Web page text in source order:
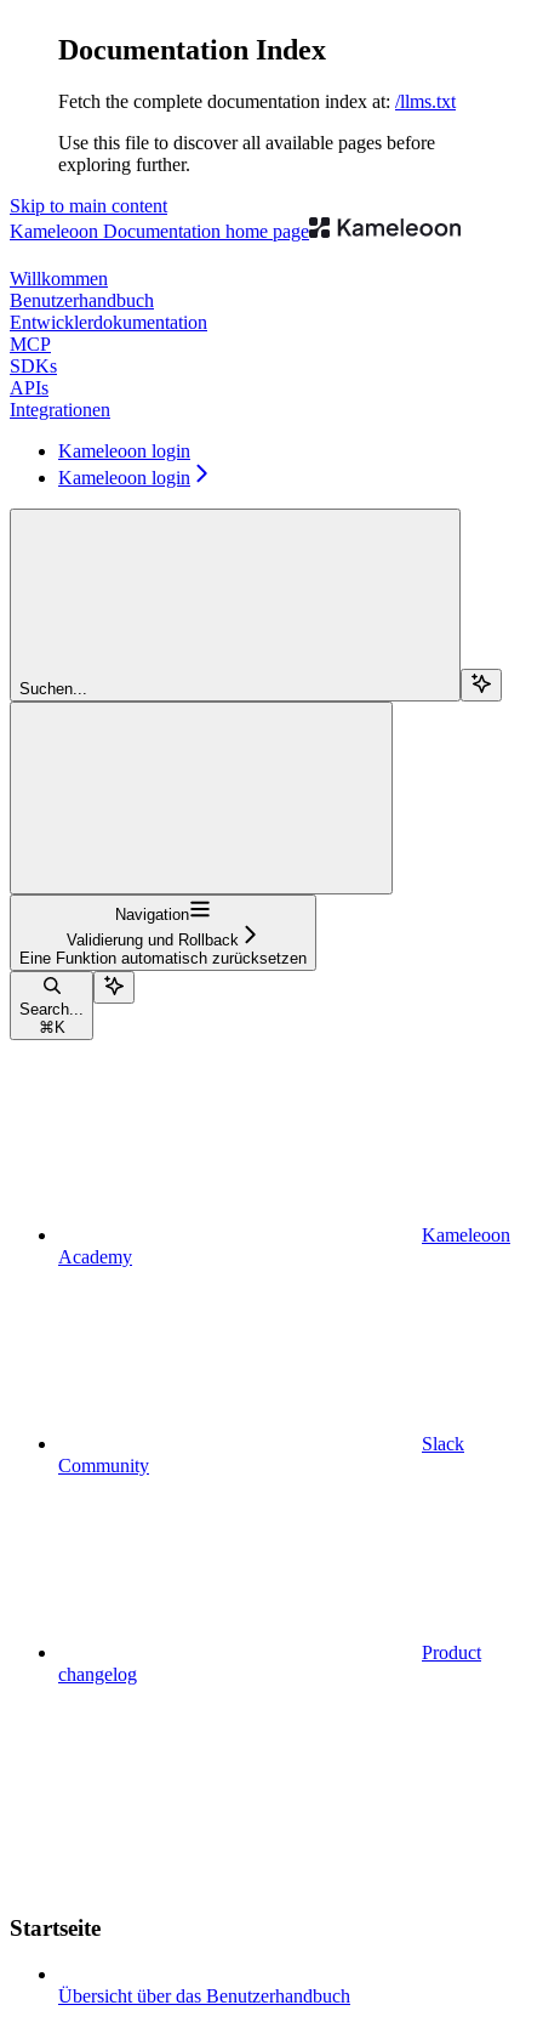
Documentation Index
Fetch the complete documentation index at: /llms.txt
Use this file to discover all available pages before
exploring further.
Skip to main content
Kameleoon Documentation home page
Willkommen
Benutzerhandbuch
Entwicklerdokumentation
MCP
SDKs
APIs
Integrationen
Kameleoon login
Kameleoon login
Suchen...
Navigation
Validierung und Rollback
Eine Funktion automatisch zurücksetzen
Search...
⌘ K
Kameleoon
Academy
Slack
Community
Product
changelog
Startseite
Übersicht über das Benutzerhandbuch